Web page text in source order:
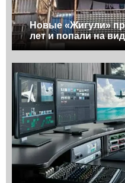
Новые «Жигули»
лет и попали на